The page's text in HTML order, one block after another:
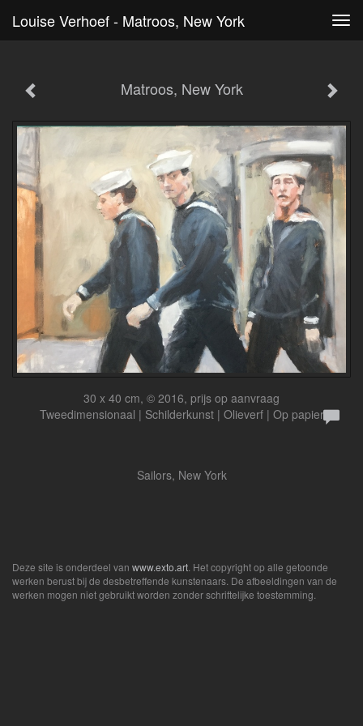
Louise Verhoef - Matroos, New York
Matroos, New York
30 x 40 cm, © 2016, prijs op aanvraag
Tweedimensionaal | Schilderkunst | Olieverf | Op papier
Sailors, New York
Deze site is onderdeel van www.exto.art . Het copyright op alle getoonde
werken berust bij de desbetreffende kunstenaars. De afbeeldingen van de
werken mogen niet gebruikt worden zonder schriftelijke toestemming.